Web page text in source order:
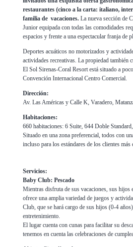
restaurantes (cinco a la carta: italiano,
familia de vacaciones. La nueva sección de
Junior equipada con todas las comodidades
espacios y frente a una espectacular franja de
Deportes acuáticos no motorizados y
actividades recreativas. La propiedad también
El Sol Sirenas-Coral Resort está situado a
Convención Internacional Centro Comercial.
Dirección:
Av. Las Américas y Calle K, Varadero,
Habitaciones:
660 habitaciones: 6 Suite, 644 Doble
Situado en una zona preferencial, todos con
incluso para los estándares de los clientes más
Servicios:
Baby Club: Pescado
Mientras disfruta de sus vacaciones, sus hijos
ofrece una amplia variedad de juegos y
Club, que se hará cargo de sus hijos (0-4
entretenimiento.
El lugar cuenta con cunas para facilitar su
tenemos en cuenta las celebraciones de